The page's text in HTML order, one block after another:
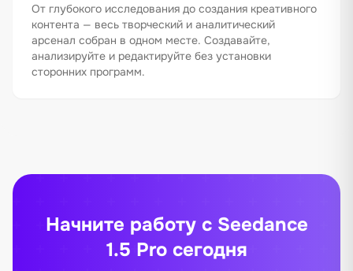
От глубокого исследования до создания креативного
контента — весь творческий и аналитический
арсенал собран в одном месте. Создавайте,
анализируйте и редактируйте без установки
сторонних программ.
Начните работу с Seedance
1.5 Pro сегодня